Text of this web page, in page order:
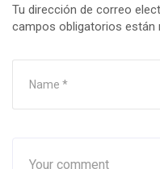
Tu dirección de correo
campos obligatorios están